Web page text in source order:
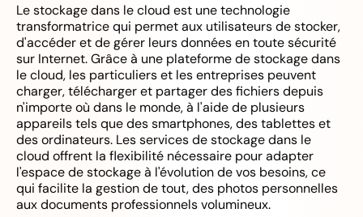
Le stockage dans le cloud est une technologie
transformatrice qui permet aux utilisateurs de stocker,
d'accéder et de gérer leurs données en toute sécurité
sur Internet. Grâce à une plateforme de stockage dans
le cloud, les particuliers et les entreprises peuvent
charger, télécharger et partager des fichiers depuis
n'importe où dans le monde, à l'aide de plusieurs
appareils tels que des smartphones, des tablettes et
des ordinateurs. Les services de stockage dans le
cloud offrent la flexibilité nécessaire pour adapter
l'espace de stockage à l'évolution de vos besoins, ce
qui facilite la gestion de tout, des photos personnelles
aux documents professionnels volumineux.